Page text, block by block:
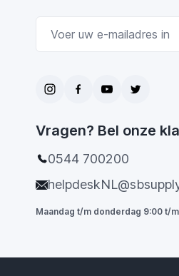
Vragen? Bel onze
0544 700200
Maandag t/m donderdag 9:00 t/